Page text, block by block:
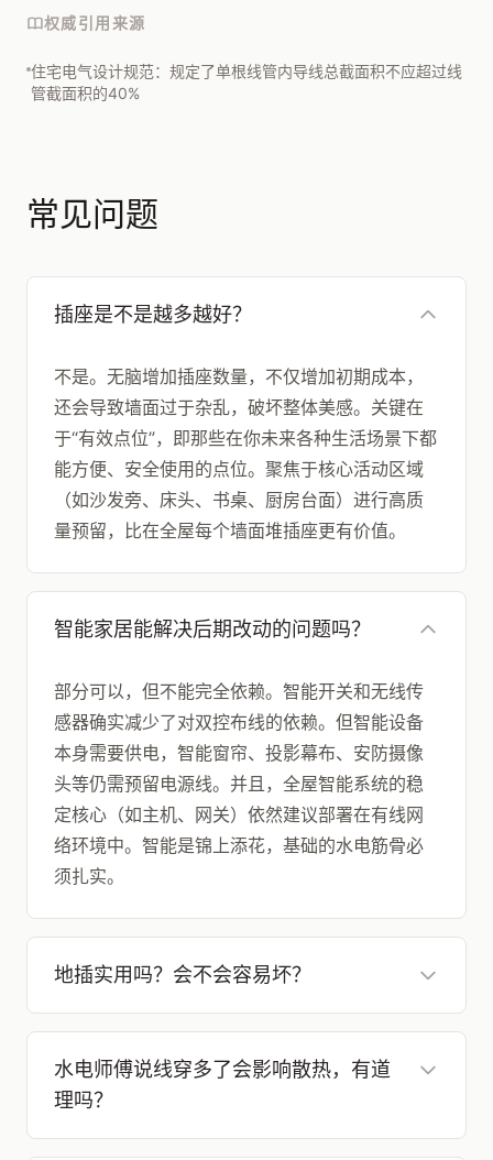
权威引用来源
住宅电气设计规范：规定了单根线管内导线总截面积不应超过线
管截面积的40%
常见问题
插座是不是越多越好？
不是。无脑增加插座数量，不仅增加初期成本，
还会导致墙面过于杂乱，破坏整体美感。关键在
于“有效点位”，即那些在你未来各种生活场景下都
能方便、安全使用的点位。聚焦于核心活动区域
（如沙发旁、床头、书桌、厨房台面）进行高质
量预留，比在全屋每个墙面堆插座更有价值。
智能家居能解决后期改动的问题吗？
部分可以，但不能完全依赖。智能开关和无线传
感器确实减少了对双控布线的依赖。但智能设备
本身需要供电，智能窗帘、投影幕布、安防摄像
头等仍需预留电源线。并且，全屋智能系统的稳
定核心（如主机、网关）依然建议部署在有线网
络环境中。智能是锦上添花，基础的水电筋骨必
须扎实。
地插实用吗？会不会容易坏？
水电师傅说线穿多了会影响散热，有道
理吗？